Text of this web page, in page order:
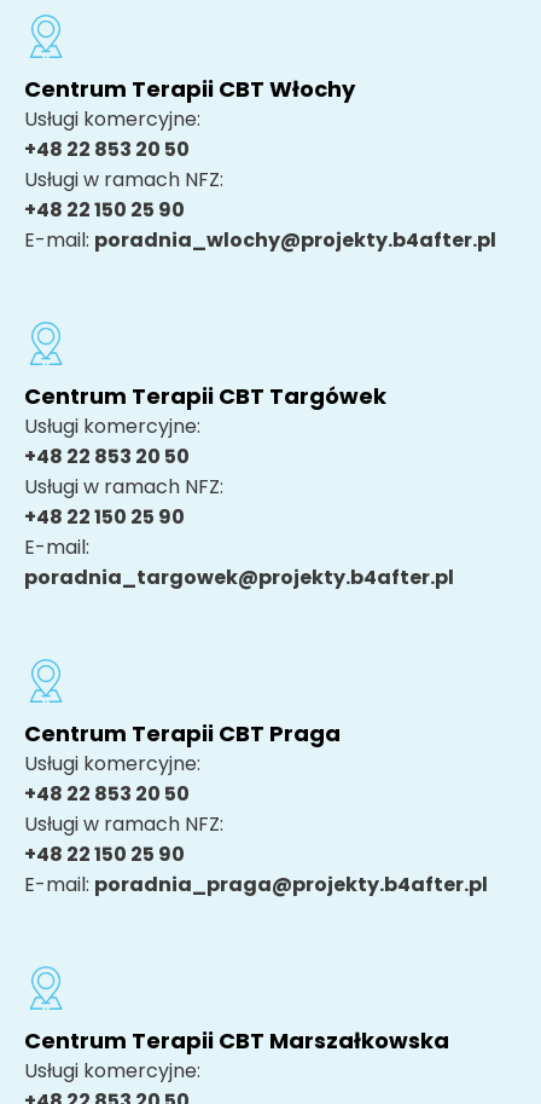
Centrum Terapii CBT Włochy
Usługi komercyjne:
+48 22 853 20 50
Usługi w ramach NFZ:
+48 22 150 25 90
E-mail: poradnia_wlochy@projekty.b4after.pl
Centrum Terapii CBT Targówek
Usługi komercyjne:
+48 22 853 20 50
Usługi w ramach NFZ:
+48 22 150 25 90
E-mail:
poradnia_targowek@projekty.b4after.pl
Centrum Terapii CBT Praga
Usługi komercyjne:
+48 22 853 20 50
Usługi w ramach NFZ:
+48 22 150 25 90
E-mail: poradnia_praga@projekty.b4after.pl
Centrum Terapii CBT Marszałkowska
Usługi komercyjne: